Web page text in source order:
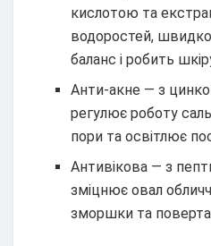
кислотою та
водоростей,
баланс і робить
Анти-акне — з
регулює роботу
пори та освітлює
Антивікова — з
зміцнює овал
зморшки та